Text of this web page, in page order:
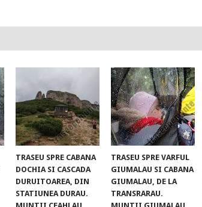
TRASEU SPRE CABANA
DOCHIA SI CASCADA
DURUITOAREA, DIN
STATIUNEA DURAU.
TRASEU SPRE VARFUL
GIUMALAU SI CABANA
GIUMALAU, DE LA
TRANSRARAU.